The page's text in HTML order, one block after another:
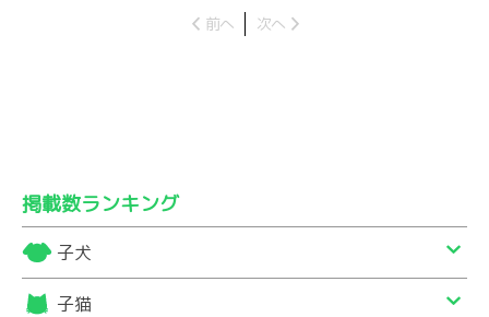
前へ 次へ
掲載数ランキング
子犬
子猫